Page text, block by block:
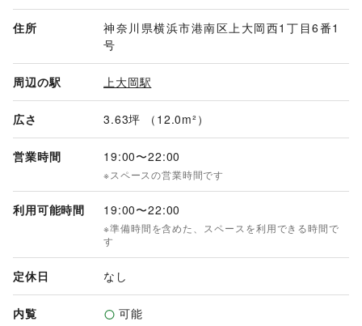
住所
神奈川県横浜市港南区上大岡西1丁目6番1
号
周辺の駅 上大岡駅
広さ 3.63坪 （12.0m²）
営業時間 19:00〜22:00
※スペースの営業時間です
利用可能時間 19:00〜22:00
※準備時間を含めた、スペースを利用できる時間で
す
定休日 なし
内覧
可能